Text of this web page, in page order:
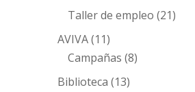
Taller de empleo (21)
AVIVA(11)
Campañas (8)
Biblioteca (13)